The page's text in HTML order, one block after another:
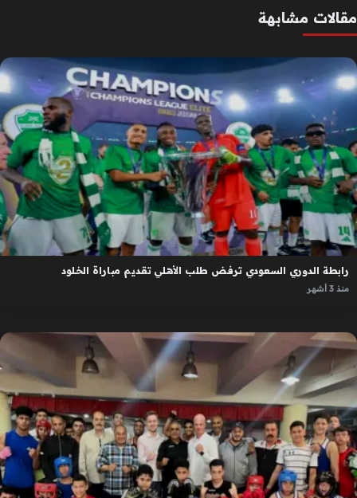
مقالات مشابهة
رابطة الدوري السعودي ترفض طلب الأهلي تقديم مباراة الخلود
منذ 3 أشهر